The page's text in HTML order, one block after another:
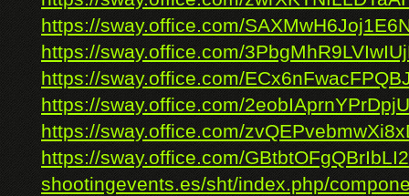
https://sway.office.com/
https://sway.office.com/
https://sway.office.com/
https://sway.office.com/2eobIAprnYPrDpjU
https://sway.office.com/
https://sway.office.com/GBtbtOFgQBrIbLI2
shootingevents.es/sht/index.php/